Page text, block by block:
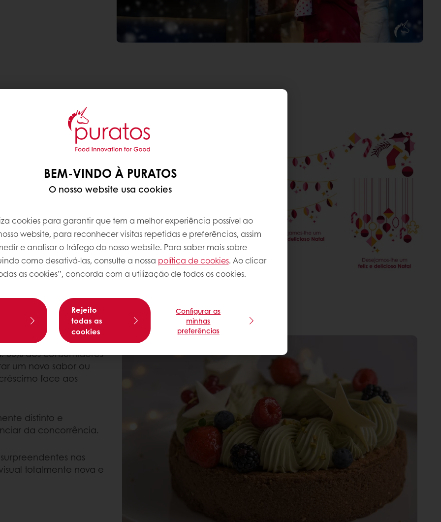
NA LOJA
de produtos na
em todos os
confortável e
permitindo-lhes ter
loja é muito
e a Puratos tem
saber mais sobre o
comunique o Natal de
os consumidores
dos consumidores
um novo sabor ou
face aos
distinto e
da concorrência.
nas
totalmente nova e
BEM-VINDO À PURATOS
O nosso website usa cookies
cookies para garantir que tem a melhor experiência possível ao
website, para reconhecer visitas repetidas e preferências, assim
e analisar o tráfego do nosso website. Para saber mais sobre
como desativá-las, consulte a nossa política de cookies. Ao clicar
as cookies”, concorda com a utilização de todos os cookies.
Rejeito
todas as
cookies
Configurar as
minhas
preferências